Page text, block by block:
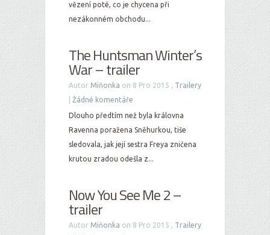
vězení poté, co je chycena při
nezákonném obchodu...
The Huntsman Winter’s
War – trailer
Autor Miňonka on 8 Pro 2015 , Trailery
Žádné komentáře
Dlouho předtím než byla královna
Ravenna poražena Sněhurkou, tiše
sledovala, jak její sestra Freya zničena
krutou zradou odešla z...
Now You See Me 2 –
trailer
Autor Miňonka on 8 Pro 2015 , Trailery